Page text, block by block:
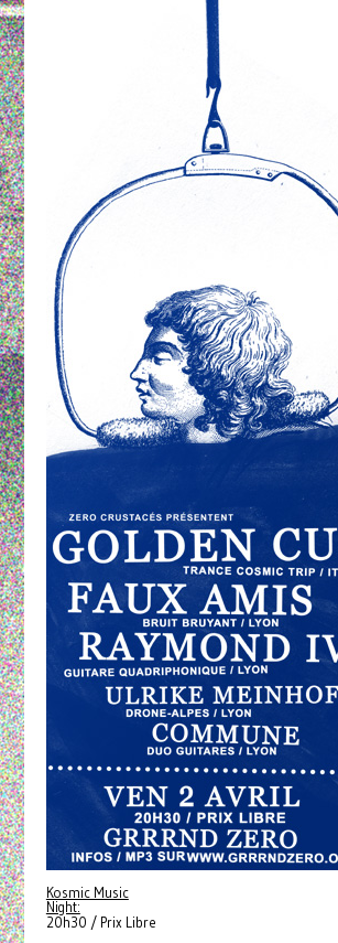
Kosmic Music
Night:
20h30 / Prix Libre